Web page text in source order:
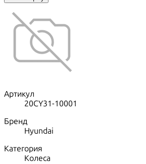
Артикул
20CY31-10001
Бренд
Hyundai
Категория
Колеса